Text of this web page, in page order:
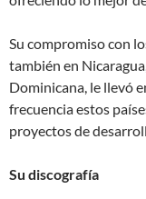
Su compromiso con
también en
Dominicana, le llevó
frecuencia estos
proyectos de
Su discografía